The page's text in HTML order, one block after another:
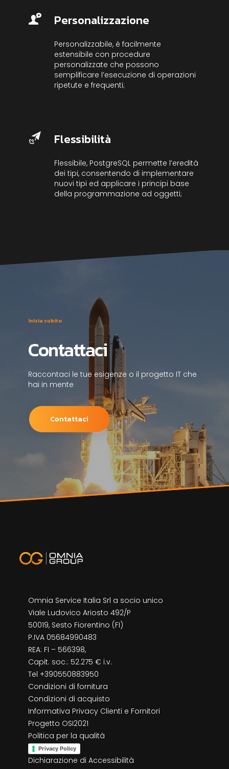
Personalizzazione
Personalizzabile, è facilmente
estensibile con procedure
personalizzate che possono
semplificare l’esecuzione di operazioni
ripetute e frequenti;
Flessibilità
Flessibile, PostgreSQL permette l’eredità
dei tipi, consentendo di implementare
nuovi tipi ed applicare i principi base
della programmazione ad oggetti;
Inizia subito
Contattaci
Raccontaci le tue esigenze o il progetto IT che
hai in mente
Contattaci
Omnia Service Italia Srl a socio unico
Viale Ludovico Ariosto 492/P
50019, Sesto Fiorentino (FI)
P.IVA 05684990483
REA: FI – 566398,
Capit. soc.: 52.275 € i.v.
Tel +390550883950
Condizioni di fornitura
Condizioni di acquisto
Informativa Privacy Clienti e Fornitori
Progetto OSI2021
Politica per la qualità
Privacy Policy
Dichiarazione di Accessibilità